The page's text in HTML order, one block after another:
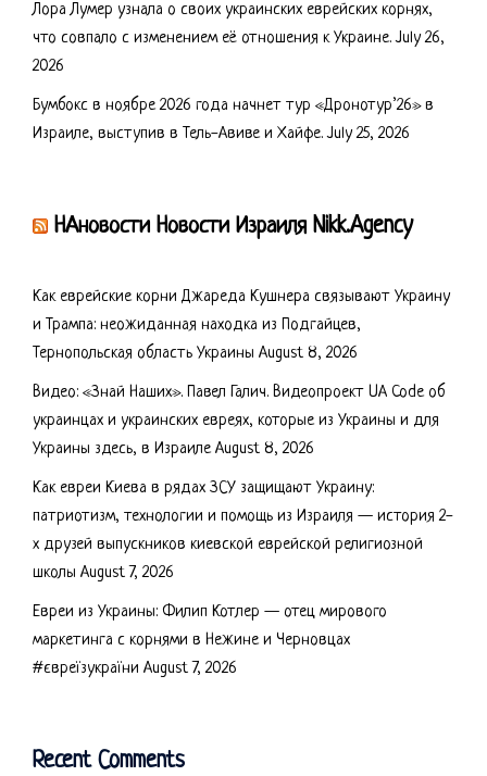
Лора Лумер узнала о своих украинских еврейских корнях,
что совпало с изменением её отношения к Украине. July 26,
2026
Бумбокс в ноябре 2026 года начнет тур «Дронотур’26» в
Израиле, выступив в Тель-Авиве и Хайфе. July 25, 2026
НАновости Новости Израиля Nikk.Agency
Как еврейские корни Джареда Кушнера связывают Украину
и Трампа: неожиданная находка из Подгайцев,
Тернопольская область Украины August 8, 2026
Видео: «Знай Наших». Павел Галич. Видеопроект UA Code об
украинцах и украинских евреях, которые из Украины и для
Украины здесь, в Израиле August 8, 2026
Как евреи Киева в рядах ЗСУ защищают Украину:
патриотизм, технологии и помощь из Израиля — история 2-
х друзей выпускников киевской еврейской религиозной
школы August 7, 2026
Евреи из Украины: Филип Котлер — отец мирового
маркетинга с корнями в Нежине и Черновцах
#євреїзукраїни August 7, 2026
Recent Comments